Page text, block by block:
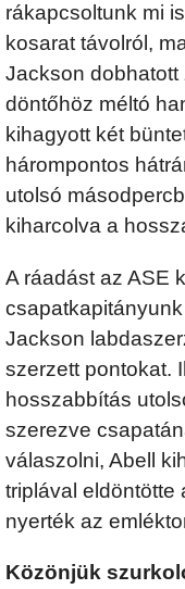
rákapcsoltunk mi
kosarat távolról,
Jackson dobhatott
döntőhöz méltó
kihagyott két
hárompontos
utolsó
kiharcolva a
A ráadást az ASE
Jackson
szerzett pontokat.
hosszabbítás
szerezve
válaszolni, Abell
triplával eldöntötte
nyerték az
Közönjük